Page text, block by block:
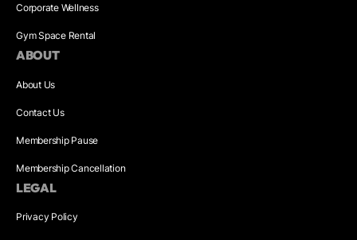
Corporate Wellness
Gym Space Rental
ABOUT
About Us
Contact Us
Membership Pause
Membership Cancellation
LEGAL
Privacy Policy